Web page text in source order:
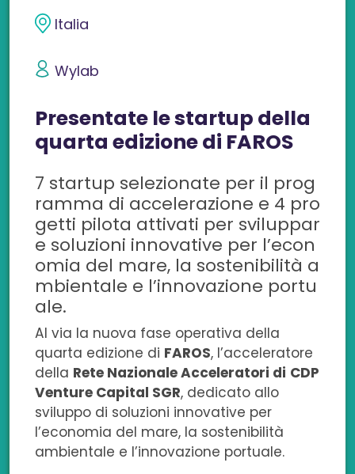
d
i
s
u
F
a
e
b
o
o
d
i
s
u
L
i
k
e
d
i
d
i
s
u
T
w
t
t
e
r
d
i
s
u
W
h
t
s
a
p
d
i
c
o
n
e
a
i
l
Italia
Wylab
Presentate le startup della
quarta edizione di FAROS
7 startup selezionate per il prog
ramma di accelerazione e 4 pro
getti pilota attivati per sviluppar
e soluzioni innovative per l’econ
omia del mare, la sostenibilità a
mbientale e l’innovazione portu
ale.
Al via la nuova fase operativa della
quarta edizione di FAROS, l’acceleratore
della Rete Nazionale Acceleratori di CDP
Venture Capital SGR, dedicato allo
sviluppo di soluzioni innovative per
l’economia del mare, la sostenibilità
ambientale e l’innovazione portuale.